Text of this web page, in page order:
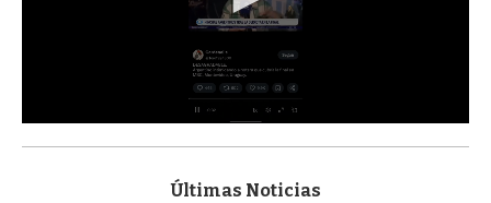
s
Últimas Noticias